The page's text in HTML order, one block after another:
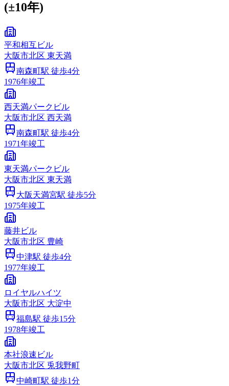
(±10年)
平和相互ビル
大阪市北区 東天満
南森町駅 徒歩4分
1976年竣工
西天満パークビル
大阪市北区 西天満
南森町駅 徒歩4分
1971年竣工
東天満パークビル
大阪市北区 東天満
大阪天満宮駅 徒歩5分
1975年竣工
藤井ビル
大阪市北区 豊崎
中津駅 徒歩4分
1977年竣工
ロイヤルハイツ
大阪市北区 大淀中
福島駅 徒歩15分
1978年竣工
本社浪速ビル
大阪市北区 兎我野町
中崎町駅 徒歩1分